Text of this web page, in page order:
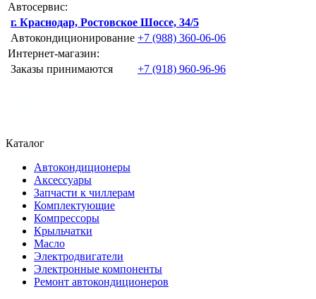
Автосервис:
г. Краснодар, Ростовское Шоссе, 34/5
Автокондиционирование +7 (988) 360-06-06
Интернет-магазин:
Заказы принимаются
+7 (918) 960-96-96
Каталог
Автокондиционеры
Аксессуары
Запчасти к чиллерам
Комплектующие
Компрессоры
Крыльчатки
Масло
Электродвигатели
Электронные компоненты
Ремонт автокондиционеров